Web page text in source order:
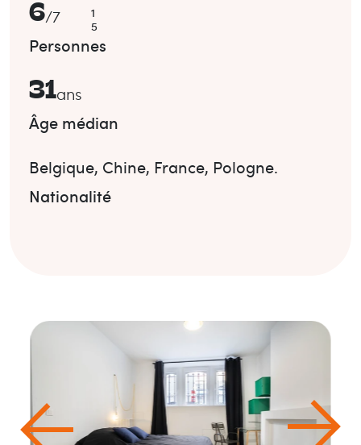
6/7
1
5
Personnes
31ans
Âge médian
Belgique, Chine, France, Pologne.
Nationalité